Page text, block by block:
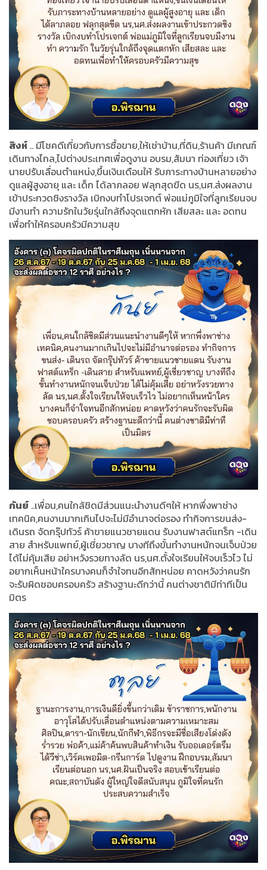
สิงห์ .. มีโชคดีเกี่ยวกับการซื้อขาย,ให้เช่าบ้าน,ที่ดิน,ร้านค้า มีเกณฑ์
เดินทางไกล,ไปต่างประเทศเพื่อดูงาน อบรม,สัมนา ท่องเที่ยว เจ้า
นายปรับเลื่อนตำแหน่ง,ขึ้นเงินเดือนให้ รับภาระทางบ้านหลายอย่าง
ดูแลผู้สูงอายุ และ เด็ก ได้ลาภลอย ฟลุกสุดขีด นร,นศ.ส่งผลงาน
เข้าประกวดชิงรางวัล เบิกงบทำโปรเจกต์ พ่อแม่ภูมิใจที่ลูกเรียนจบ
มีงานทำ ความรักในวัยรุ่นใกล้ถึงจุดแตกหัก เสียสละ และ อดทน
เพื่อทำให้ครอบครัวมีความสุข
กันย์ ..เพื่อน,คนใกล้ชิดมีส่วนแนะนำงานดีๆให้ หากพึ่งพาช่าง
เทคนิค,คนงานมากเกินไปจะไม่มีอำนาจต่อรอง ทำกิจการขนส่ง-
เดินรถ จัดกรุ๊ปทัวร์ ค้าขายแนวชายแดน รับงานฟาสต์แทร็ก -เดิน
สาย สำหรับแพทย์,ผู้เชี่ยวชาญ บางทีถึงขั้นทำงานหนักจนเจ็บป่วย
ได้ไม่คุ้มเสีย อย่าหวังรวยทางลัด นร,นศ.ตั้งใจเรียนให้จบเร็วไว ไม่
อยากเห็นหน้าใครบางคนก็จำใจทนอีกสักหน่อย คาดหวังว่าคนรัก
จะรับผิดชอบครอบครัว สร้างฐานะดีกว่านี้ คนต่างชาติมีท่าทีเป็น
มิตร